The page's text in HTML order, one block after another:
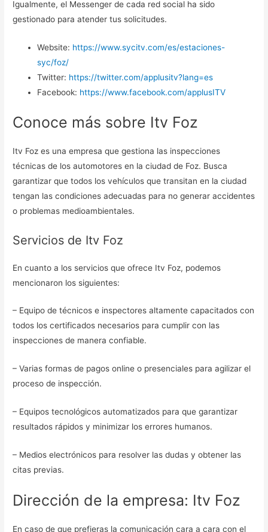
Igualmente, el Messenger de cada red social ha sido
gestionado para atender tus solicitudes.
Website: https://www.sycitv.com/es/estaciones-
syc/foz/
Twitter: https://twitter.com/applusitv?lang=es
Facebook: https://www.facebook.com/applusITV
Conoce más sobre Itv Foz
Itv Foz es una empresa que gestiona las inspecciones
técnicas de los automotores en la ciudad de Foz. Busca
garantizar que todos los vehículos que transitan en la ciudad
tengan las condiciones adecuadas para no generar accidentes
o problemas medioambientales.
Servicios de Itv Foz
En cuanto a los servicios que ofrece Itv Foz, podemos
mencionaron los siguientes:
– Equipo de técnicos e inspectores altamente capacitados con
todos los certificados necesarios para cumplir con las
inspecciones de manera confiable.
– Varias formas de pagos online o presenciales para agilizar el
proceso de inspección.
– Equipos tecnológicos automatizados para que garantizar
resultados rápidos y minimizar los errores humanos.
– Medios electrónicos para resolver las dudas y obtener las
citas previas.
Dirección de la empresa: Itv Foz
En caso de que prefieras la comunicación cara a cara con el